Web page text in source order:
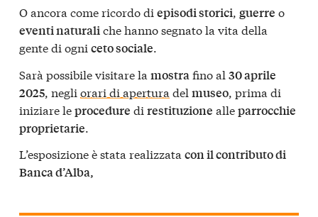
O ancora come ricordo di episodi storici, guerre o
eventi naturaliche hanno segnato la vita della
gente di ogni ceto sociale.
Sarà possibile visitare la mostra fino al 30 aprile
2025 , negli orari di apertura del museo , prima di
iniziare leprocedure di restituzione alleparrocchie
proprietarie
L’esposizione è stata realizzata con il contributo di
Banca d’Alba,